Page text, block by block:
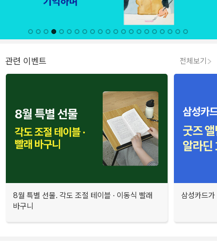
관련 이벤트 전체보기
8월 특별 선물. 각도 조절 테이블 · 이동식 빨래
바구니
삼성카드